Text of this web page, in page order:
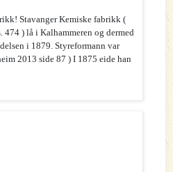
Stavanger Kemiske fabrikk (
474 ) lå i Kalhammeren og dermed
i 1879. Styreformann var
2013 side 87 ) I 1875 eide han